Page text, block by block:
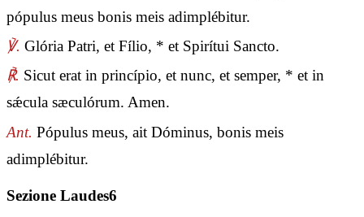
pópulus meus bonis meis adimplébitur.
℣. Glória Patri, et Fílio, * et Spirítui Sancto.
℟. Sicut erat in princípio, et nunc, et semper, * et in
sǽcula sæculórum. Amen.
Ant. Pópulus meus, ait Dóminus, bonis meis
adimplébitur.
Sezione Laudes6